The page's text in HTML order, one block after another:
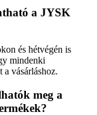
a JYSK
és hétvégén is
mindenki
a vásárláshoz.
meg a